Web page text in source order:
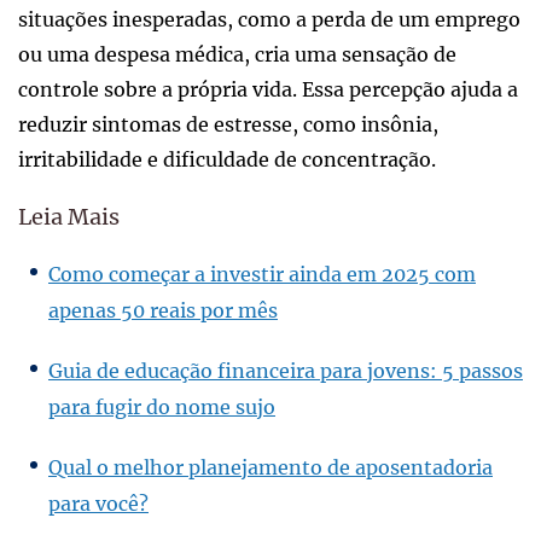
situações inesperadas, como a perda de um emprego
ou uma despesa médica, cria uma sensação de
controle sobre a própria vida. Essa percepção ajuda a
reduzir sintomas de estresse, como insônia,
irritabilidade e dificuldade de concentração.
Leia Mais
Como começar a investir ainda em 2025 com
apenas 50 reais por mês
Guia de educação financeira para jovens: 5 passos
para fugir do nome sujo
Qual o melhor planejamento de aposentadoria
para você?